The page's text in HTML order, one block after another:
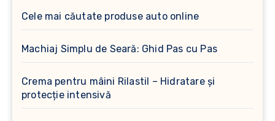
Cele mai căutate produse auto online
Machiaj Simplu de Seară: Ghid Pas cu Pas
Crema pentru mâini Rilastil – Hidratare și
protecție intensivă